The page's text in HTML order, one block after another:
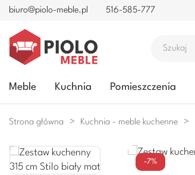
biuro@piolo-meble.pl 516-585-777
Meble Kuchnia Pomieszczenia
Strona główna Kuchnia - meble kuchenne
-7%